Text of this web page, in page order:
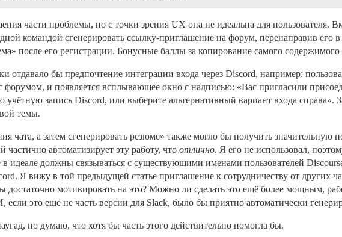
части проблемы, но с точки зрения UX она не идеальна для пользователя.
командой сгенерировать ссылку-приглашение на форум, перенаправив
после его регистрации. Бонусные баллы за копирование самого
отдавало бы предпочтение интеграции входа через Discord, например:
форумом, и появляется всплывающее окно с надписью: «Вас пригласили
запись Discord, или выберите альтернативный вариант входа справа».
темы.
чата, а затем сгенерировать резюме» также могло бы получить значительную
частично автоматизирует эту работу, что отлично. Я его не использовал,
в идеале должны связываться с существующими именами пользователей
Я вижу в той предыдущей статье приглашение к сотрудничеству от других
достаточно мотивировать на это? Можно ли сделать это ещё более мощным,
это ещё не часть версии для Slack, было бы приятно автоматически
но думаю, что хотя бы часть этого действительно помогла бы.